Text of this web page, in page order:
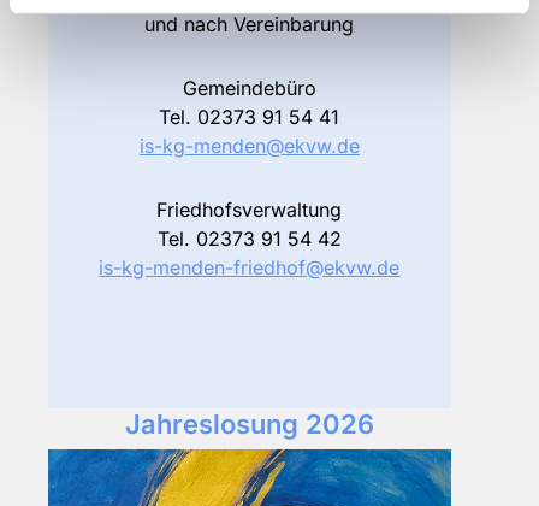
und nach Vereinbarung
Gemeindebüro
Tel. 02373 91 54 41
is-kg-menden@ekvw.de
Friedhofsverwaltung
Tel. 02373 91 54 42
is-kg-menden-friedhof@ekvw.de
Jahreslosung 2026